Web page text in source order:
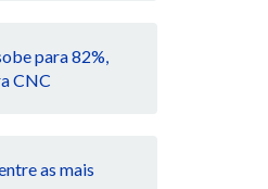
para 82%,
CNC
as mais